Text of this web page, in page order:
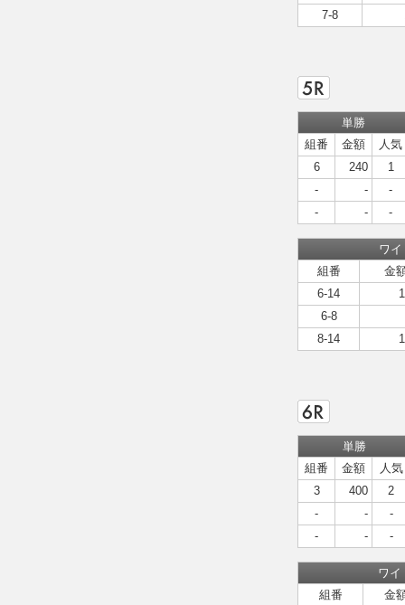
7-8
単勝
組番
金額
人気
6
240
1
-
-
-
-
- -
ワイ
組番
金
6-14
6-8
8-14
単勝
組番
金額
人気
3
400
2
-
-
-
-
- -
ワイ
組番
金